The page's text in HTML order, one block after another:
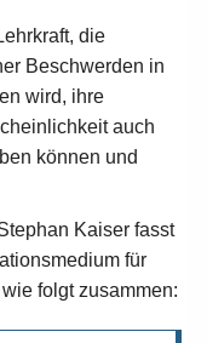
die
Beschwerden in
wird, ihre
auch
können und
Kaiser fasst
für
folgt zusammen: